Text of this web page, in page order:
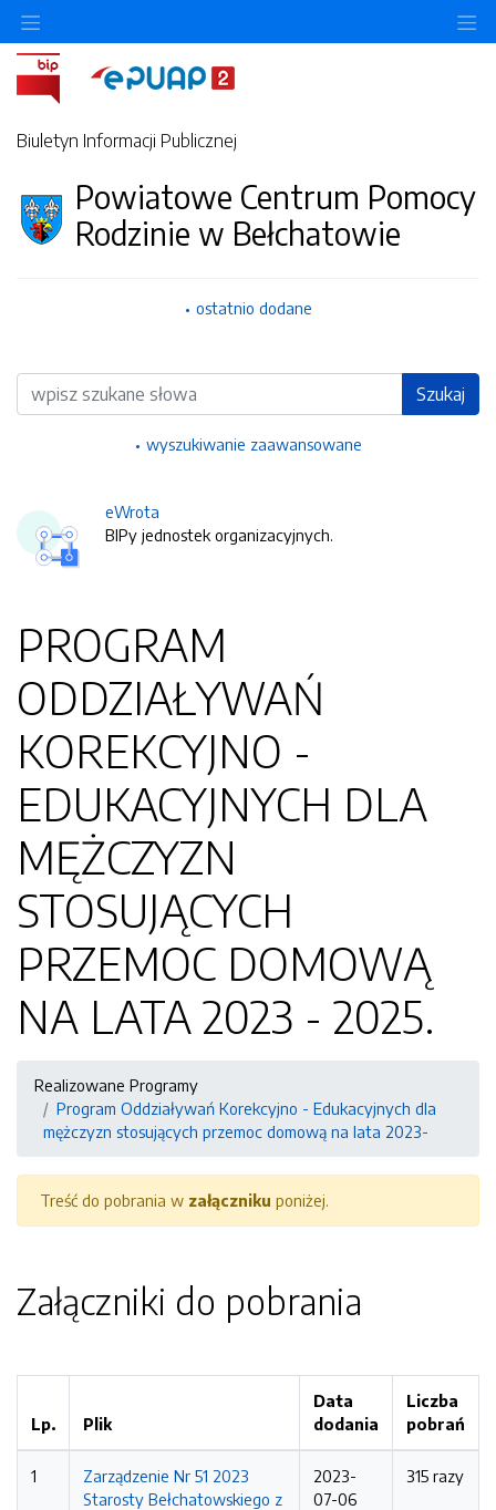
Biuletyn Informacji Publicznej
Powiatowe Centrum Pomocy
Rodzinie w Bełchatowie
ostatnio dodane
Wyszukiwarka Szukaj
wyszukiwanie zaawansowane
eWrota
BIPy jednostek organizacyjnych.
PROGRAM
ODDZIAŁYWAŃ
KOREKCYJNO -
EDUKACYJNYCH DLA
MĘŻCZYZN
STOSUJĄCYCH
PRZEMOC DOMOWĄ
NA LATA 2023 - 2025.
Realizowane Programy
Program Oddziaływań Korekcyjno - Edukacyjnych dla
mężczyzn stosujących przemoc domową na lata 2023-
Treść do pobrania w załączniku poniżej.
Załączniki do pobrania
Lp. Plik
Data
dodania
Liczba
pobrań
1
Zarządzenie Nr 51 2023
Starosty Bełchatowskiego z
2023-
07-06
315 razy